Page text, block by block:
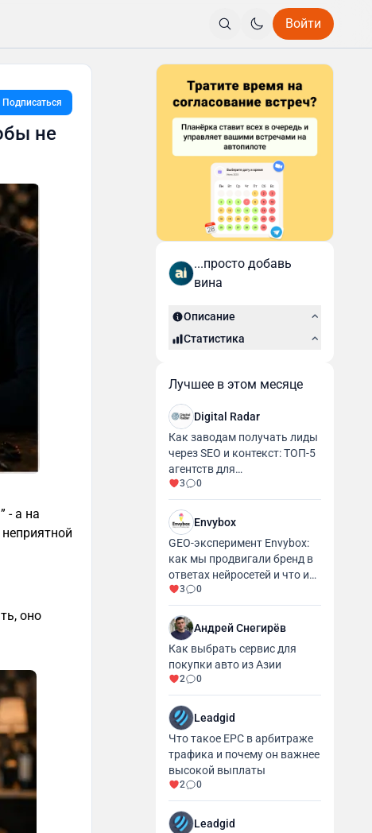
Войти
Подписаться
не
- а на
оно
...просто добавь
вина
Описание
Статистика
Лучшее в этом месяце
Digital Radar
Как заводам получать лиды
через SEO и контекст: ТОП-5
агентств для
промышленности и
производства
3 0
Envybox
GEO-эксперимент Envybox:
как мы продвигали бренд в
ответах нейросетей и что из
этого вышло
3 0
Андрей Снегирёв
Как выбрать сервис для
покупки авто из Азии
2 0
Leadgid
Что такое EPC в арбитраже
трафика и почему он важнее
высокой выплаты
2 0
Leadgid